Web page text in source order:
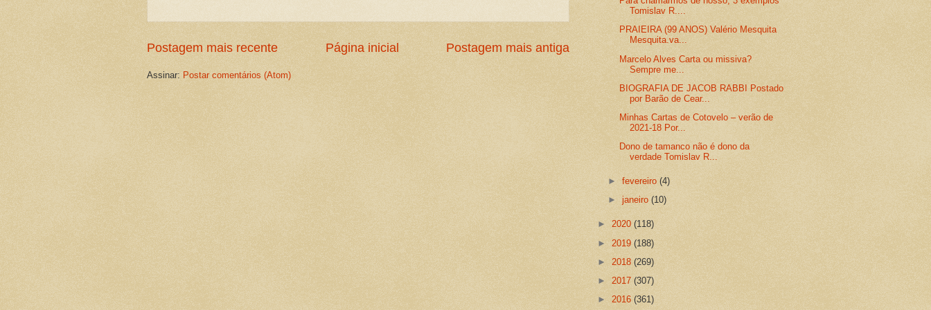
Postagem mais recente Postagem mais antiga
Página inicial
Assinar: Postar comentários (Atom)
Tomislav R....
PRAIEIRA (99 ANOS) Valério Mesquita
Mesquita.va...
Marcelo Alves Carta ou missiva?
Sempre me...
BIOGRAFIA DE JACOB RABBI Postado
por Barão de Cear...
Minhas Cartas de Cotovelo – verão de
2021-18 Por...
Dono de tamanco não é dono da
verdade Tomislav R...
►fevereiro(4)
►janeiro(10)
► 2020 (118)
► 2019 (188)
► 2018 (269)
► 2017 (307)
► 2016 (361)